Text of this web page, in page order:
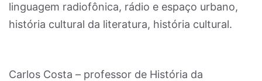
linguagem radiofônica, rádio e espaço urbano,
história cultural da literatura, história cultural.
Carlos Costa – professor de História da